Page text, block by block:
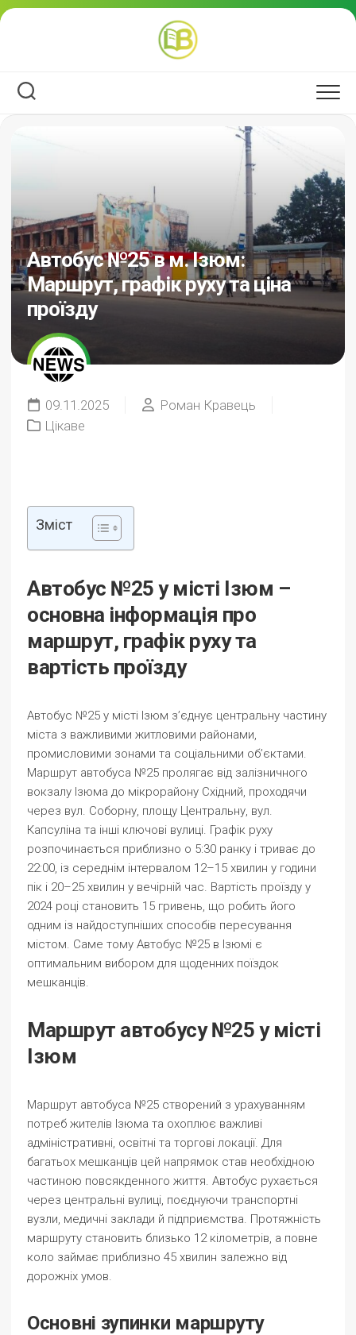
Перейти
Автобус №25 в м. Ізюм:
Маршрут, графік руху та ціна
проїзду
09.11.2025
Роман Кравець
Цікаве
Зміст
Автобус №25 у місті Ізюм –
основна інформація про
маршрут, графік руху та
вартість проїзду
Автобус №25 у місті Ізюм з’єднує центральну частину
міста з важливими житловими районами,
промисловими зонами та соціальними об’єктами.
Маршрут автобуса №25 пролягає від залізничного
вокзалу Ізюма до мікрорайону Східний, проходячи
через вул. Соборну, площу Центральну, вул.
Капсуліна та інші ключові вулиці. Графік руху
розпочинається приблизно о 5:30 ранку і триває до
22:00, із середнім інтервалом 12–15 хвилин у години
пік і 20–25 хвилин у вечірній час. Вартість проїзду у
2024 році становить 15 гривень, що робить його
одним із найдоступніших способів пересування
містом. Саме тому Автобус №25 в Ізюмі є
оптимальним вибором для щоденних поїздок
мешканців.
Маршрут автобусу №25 у місті
Ізюм
Маршрут автобуса №25 створений з урахуванням
потреб жителів Ізюма та охоплює важливі
адміністративні, освітні та торгові локації. Для
багатьох мешканців цей напрямок став необхідною
частиною повсякденного життя. Автобус рухається
через центральні вулиці, поєднуючи транспортні
вузли, медичні заклади й підприємства. Протяжність
маршруту становить близько 12 кілометрів, а повне
коло займає приблизно 45 хвилин залежно від
дорожніх умов.
Основні зупинки маршруту